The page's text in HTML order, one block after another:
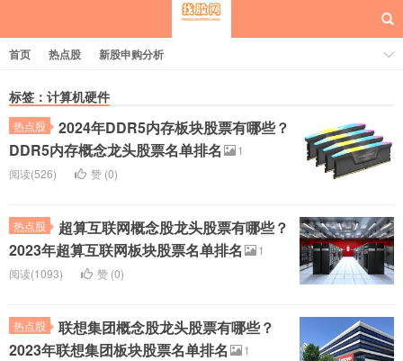
每日概念股
首页 热点股 新股申购分析
标签：计算机硬件
热点股
2024年DDR5内存板块股票有哪些？
DDR5内存概念龙头股票名单排名
1
阅读(526)
赞 (0)
热点股
超算互联网概念股龙头股票有哪些？
2023年超算互联网板块股票名单排名
1
阅读(1093)
赞 (0)
热点股
联想集团概念股龙头股票有哪些？
2023年联想集团板块股票名单排名
1